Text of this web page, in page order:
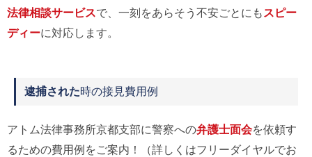
法律相談サービスで、一刻をあらそう不安ごとにも スピー
ディーに対応します。
逮捕された時の接見費用例
アトム法律事務所京都支部に警察への弁護士面会を依頼す
るための費用例をご案内！（詳しくはフリーダイヤルでお